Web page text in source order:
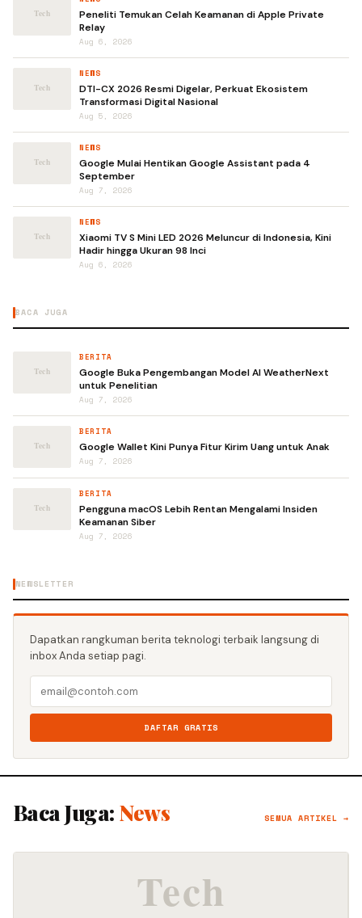
Peneliti Temukan Celah Keamanan di Apple Private
Relay
Aug 6, 2026
NEWS
DTI-CX 2026 Resmi Digelar, Perkuat Ekosistem
Transformasi Digital Nasional
Aug 5, 2026
NEWS
Google Mulai Hentikan Google Assistant pada 4
September
Aug 7, 2026
NEWS
Xiaomi TV S Mini LED 2026 Meluncur di Indonesia, Kini
Hadir hingga Ukuran 98 Inci
Aug 6, 2026
BACA JUGA
BERITA
Google Buka Pengembangan Model AI WeatherNext
untuk Penelitian
Aug 7, 2026
BERITA
Google Wallet Kini Punya Fitur Kirim Uang untuk Anak
Aug 7, 2026
BERITA
Pengguna macOS Lebih Rentan Mengalami Insiden
Keamanan Siber
Aug 7, 2026
NEWSLETTER
Dapatkan rangkuman berita teknologi terbaik langsung di
inbox Anda setiap pagi.
DAFTAR GRATIS
Baca Juga: News SEMUA ARTIKEL →